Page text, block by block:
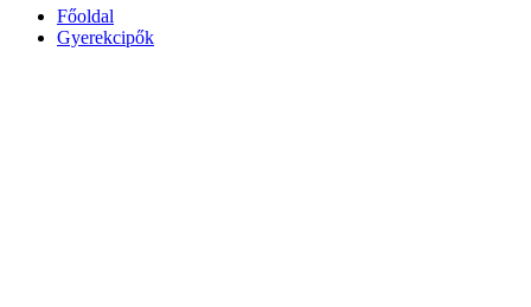
Főoldal
Gyerekcipők